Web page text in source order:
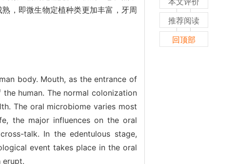
，即微生物定植种类更加丰富，牙周
body. Mouth, as the entrance of
human. The normal colonization
The oral microbiome varies most
the major influences on the oral
talk. In the edentulous stage,
event takes place in the oral
erupt.
推荐阅读
回顶部